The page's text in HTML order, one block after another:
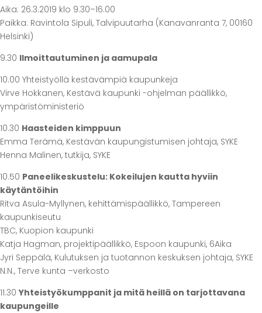
Aika: 26.3.2019 klo 9.30–16.00
Paikka: Ravintola Sipuli, Talvipuutarha (Kanavanranta 7, 00160
Helsinki)
9.30 Ilmoittautuminen ja aamupala
10.00 Yhteistyöllä kestävämpiä kaupunkeja
Virve Hokkanen, Kestävä kaupunki -ohjelman päällikkö,
ympäristöministeriö
10.30 Haasteiden kimppuun
Emma Terämä, Kestävän kaupungistumisen johtaja, SYKE
Henna Malinen, tutkija, SYKE
10.50 Paneelikeskustelu: Kokeilujen kautta hyviin
käytäntöihin
Ritva Asula-Myllynen, kehittämispäällikkö, Tampereen
kaupunkiseutu
TBC, Kuopion kaupunki
Katja Hagman, projektipäällikkö, Espoon kaupunki, 6Aika
Jyri Seppälä, Kulutuksen ja tuotannon keskuksen johtaja, SYKE
N.N., Terve kunta –verkosto
11.30Yhteistyökumppanit ja mitä heillä on tarjottavana
kaupungeille